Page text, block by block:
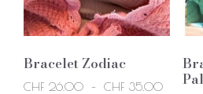
Bracelet Zodiac
CHF 26.00 – CHF 35.00